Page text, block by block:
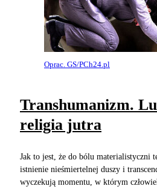
Oprac. GS/PCh24.pl
Transhumanizm.
religia jutra
Jak to jest, że do bólu materialistyczni
istnienie nieśmiertelnej duszy i
wyczekują momentu, w którym